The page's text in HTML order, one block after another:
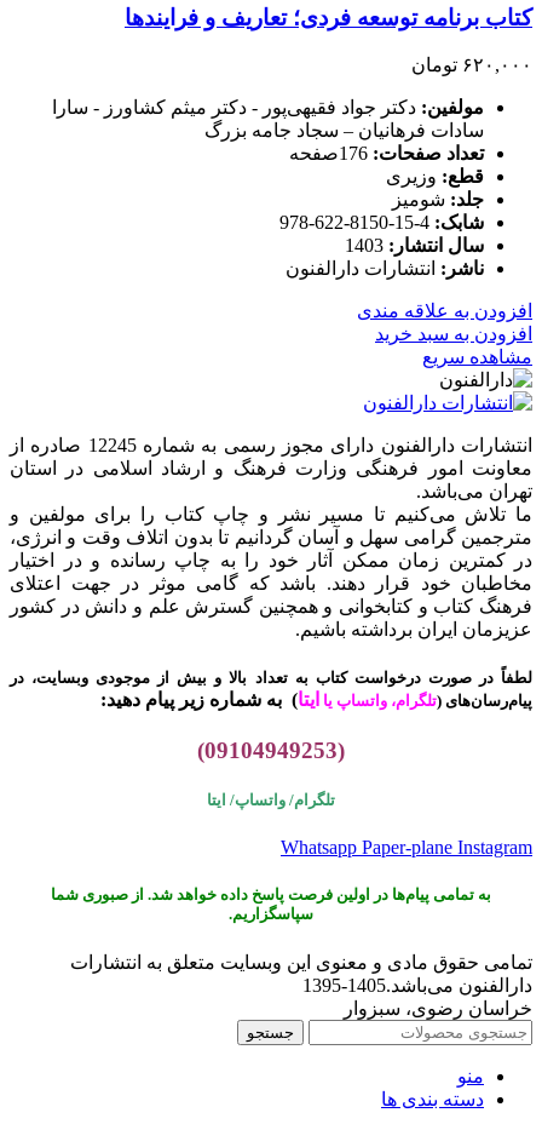
کتاب برنامه توسعه فردی؛ تعاریف و فرایندها
۶۲۰,۰۰۰ تومان
مولفین: دکتر جواد فقیهی‌پور - دکتر میثم کشاورز - سارا
سادات فرهانیان – سجاد جامه‌ بزرگ
تعداد صفحات:
قطع: وزیری
جلد: شومیز
شابک:
سال انتشار:
ناشر: انتشارات دارالفنون
افزودن به علاقه مندی
افزودن به سبد خرید
مشاهده سریع
انتشارات دارالفنون دارای مجوز رسمی به شماره 12245 صادره از
معاونت امور فرهنگی وزارت فرهنگ و ارشاد اسلامی در استان
تهران می‌باشد.
ما تلاش می‌کنیم تا مسیر نشر و چاپ کتاب را برای مولفین و
مترجمین گرامی سهل و آسان گردانیم تا بدون اتلاف وقت و انرژی،
در کمترین زمان ممکن آثار خود را به چاپ رسانده و در اختیار
مخاطبان خود قرار دهند. باشد که گامی موثر در جهت اعتلای
فرهنگ کتاب و کتابخوانی و همچنین گسترش علم و دانش در کشور
عزیزمان ایران برداشته باشیم.
لطفاً در صورت درخواست کتاب به تعداد بالا و بیش از موجودی وبسایت، در
پیام‌رسان‌های (تلگرام، واتساپ یا ایتا) به شماره زیر پیام دهید:
(09104949253)
تلگرام/ واتساپ/ ایتا
Whatsapp Paper-plane Instagram
به تمامی پیام‌ها در اولین فرصت پاسخ داده خواهد شد. از صبوری شما
سپاسگزاریم.
تمامی حقوق مادی و معنوی این وبسایت متعلق به انتشارات
دارالفنون می‌باشد.1405-1395
خراسان رضوی، سبزوار
جستجو
منو
دسته بندی ها